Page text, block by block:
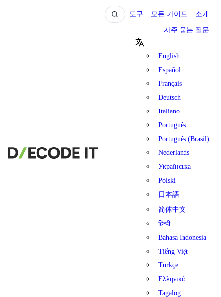
도구 모든 가이드 소개
자주 묻는 질문
English
Español
Français
Deutsch
Italiano
Português
Português (Brasil)
Nederlands
Українська
Polski
日本語
简体中文
हिन्दी
Bahasa Indonesia
Tiếng Việt
Türkçe
Ελληνικά
Tagalog